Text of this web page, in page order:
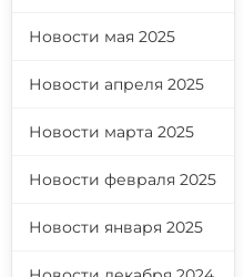
Новости мая 2025
Новости апреля 2025
Новости марта 2025
Новости февраля 2025
Новости января 2025